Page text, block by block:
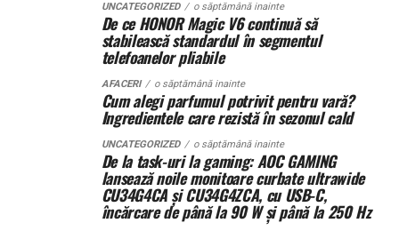
Aici apar conflictele cele mai sensibile.
Scenariu: teren „lucrat” de ani de zile
La marginea unui oraș în expansiune, un teren agricol a
fost folosit constant de un mic antreprenor local. L-a
împrejmuit. L-a cultivat. A investit în irigații.
Proprietarul din acte locuiește în străinătate și nu a
intervenit timp de peste 15 ani.
Când decide să vândă terenul, descoperă că altcineva îl
Lungime panouri desfășurate:~60 metri
liniari
Conectică:priză 220 V monofazic, priză
380 V trifazic, priză încărcare auto electric
Climatizare:aer condiționat integrat pentru
menținerea bateriilor la temperatură optimă
Mobilitate:roți tip off-road pentru deplasare
pe teren accidentat
UNCATEGORIZED o săptămână inainte
De ce HONOR Magic V6 continuă să
stabilească standardul în segmentul
telefoanelor pliabile
AFACERI o săptămână inainte
Cum alegi parfumul potrivit pentru vară?
Ingredientele care rezistă în sezonul cald
UNCATEGORIZED o săptămână inainte
De la task-uri la gaming: AOC GAMING
lansează noile monitoare curbate ultrawide
CU34G4CA și CU34G4ZCA, cu USB-C,
încărcare de până la 90 W și până la 250 Hz